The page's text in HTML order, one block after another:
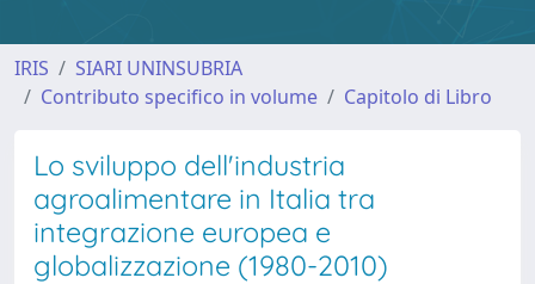
IRIS
SIARI UNINSUBRIA
Contributo specifico in volume
Capitolo di Libro
Lo sviluppo dell'industria
agroalimentare in Italia tra
integrazione europea e
globalizzazione (1980-2010)